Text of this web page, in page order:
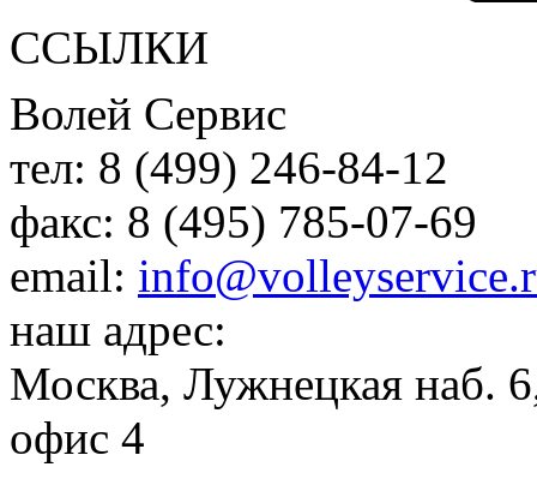
ССЫЛКИ
Волей Сервис
тел: 8 (499) 246-84-12
факс: 8 (495) 785-07-69
email:
наш адрес:
Москва, Лужнецкая наб.
офис 4